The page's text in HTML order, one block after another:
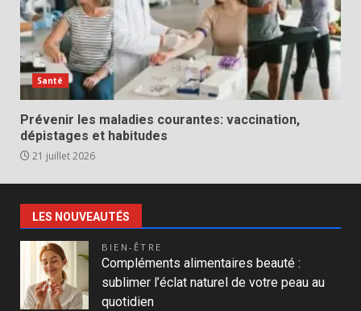
Santé
Prévenir les maladies courantes: vaccination,
dépistages et habitudes
21 juillet 2026
LES NOUVEAUTÉS
BIEN-ÊTRE
Compléments alimentaires beauté :
sublimer l’éclat naturel de votre peau au
quotidien